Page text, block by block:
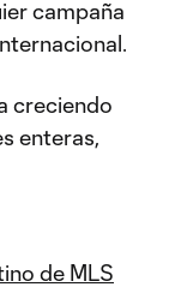
campaña
creciendo
enteras,
de MLS